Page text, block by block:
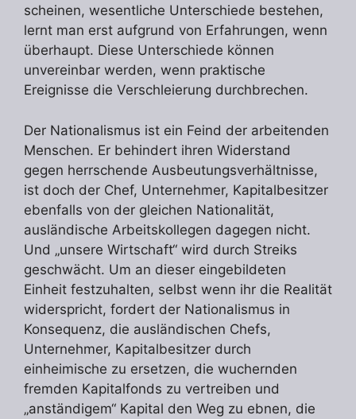
scheinen, wesentliche Unterschiede bestehen,
lernt man erst aufgrund von Erfahrungen, wenn
überhaupt. Diese Unterschiede können
unvereinbar werden, wenn praktische
Ereignisse die Verschleierung durchbrechen.
Der Nationalismus ist ein Feind der arbeitenden
Menschen. Er behindert ihren Widerstand
gegen herrschende Ausbeutungsverhältnisse,
ist doch der Chef, Unternehmer, Kapitalbesitzer
ebenfalls von der gleichen Nationalität,
ausländische Arbeitskollegen dagegen nicht.
Und „unsere Wirtschaft“ wird durch Streiks
geschwächt. Um an dieser eingebildeten
Einheit festzuhalten, selbst wenn ihr die Realität
widerspricht, fordert der Nationalismus in
Konsequenz, die ausländischen Chefs,
Unternehmer, Kapitalbesitzer durch
einheimische zu ersetzen, die wuchernden
fremden Kapitalfonds zu vertreiben und
„anständigem“ Kapital den Weg zu ebnen, die